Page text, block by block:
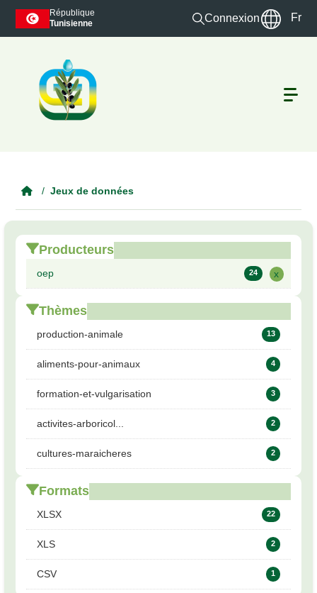
Skip to main content
République
Tunisienne
Connexion Fr
Jeux de données
Producteurs
oep 24 x
Thèmes
production-animale 13
aliments-pour-animaux 4
formation-et-vulgarisation 3
activites-arboricol... 2
cultures-maraicheres 2
Formats
XLSX 22
XLS 2
CSV 1